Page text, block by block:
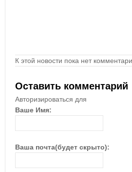
К этой новости пока нет
Оставить комментарий
Авторизироваться для
Ваше Имя:
Ваша почта(будет скрыто):